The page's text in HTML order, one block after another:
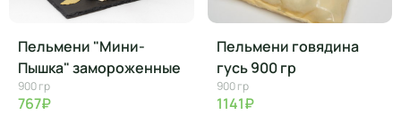
Пельмени "Мини-
Пышка" замороженные
900 гр
767₽
Пельмени говядина
гусь 900 гр
900 гр
1141₽